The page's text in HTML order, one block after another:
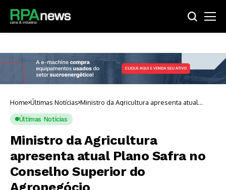
Home Últimas Notícias Ministro da Agricultura apresenta atual
Plano Safra no Conselho Superior do
Últimas Notícias
Ministro da Agricultura
apresenta atual Plano Safra no
Conselho Superior do
Agronegócio